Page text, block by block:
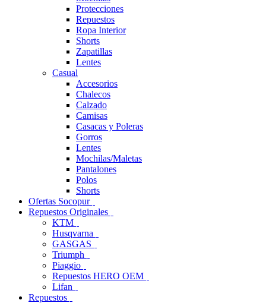
Protecciones
Repuestos
Ropa Interior
Shorts
Zapatillas
Lentes
Casual
Accesorios
Chalecos
Calzado
Camisas
Casacas y Poleras
Gorros
Lentes
Mochilas/Maletas
Pantalones
Polos
Shorts
Ofertas Socopur
Repuestos Originales
KTM
Husqvarna
GASGAS
Triumph
Piaggio
Repuestos HERO OEM
Lifan
Repuestos